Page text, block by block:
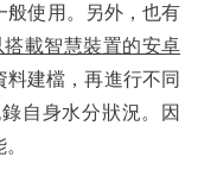
般使用。另外，也有
搭載智慧裝置的安卓
建檔，再進行不同
自身水分狀況。因